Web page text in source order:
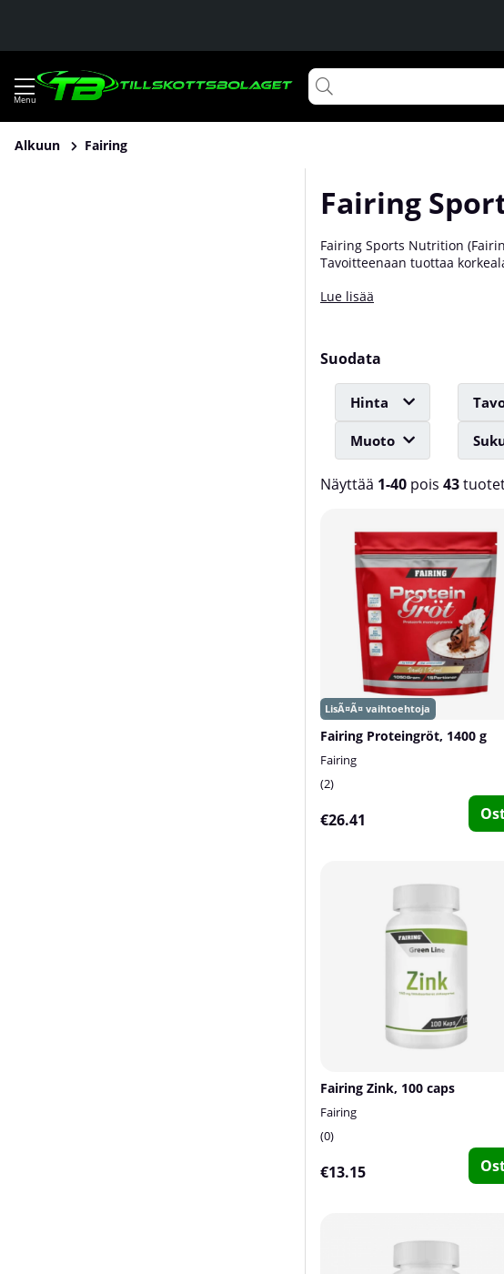
Alkuun Fairing
Fairing
Fairing Sports Nutrition
Tavoitteenaan tuottaa
Lue lisää
Suodata
Hinta
Muoto
Näyttää 1-40 pois 43
Fairing Proteingröt, 1400 g
Fairing
2
€26.41
Fairing Zink, 100 caps
Fairing
0
€13.15